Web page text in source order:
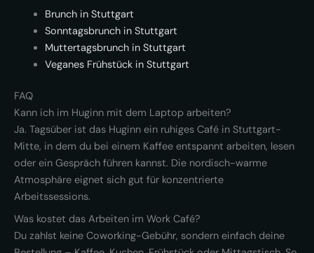
Brunch in Stuttgart
Sonntagsbrunch in Stuttgart
Muttertagsbrunch in Stuttgart
Veganes Frühstück in Stuttgart
FAQ
Kann ich im Huginn mit dem Laptop arbeiten?
Ja. Tagsüber ist das Huginn ein ruhiges Café in Stuttgart-
Mitte, in dem du bei einem Kaffee entspannt arbeiten, lesen
oder ein Gespräch führen kannst. Die nordisch-warme
Atmosphäre eignet sich gut für konzentrierte
Arbeitssessions.
Was kostet das Arbeiten im Work Café?
Du zahlst keine Coworking-Gebühr, sondern einfach deine